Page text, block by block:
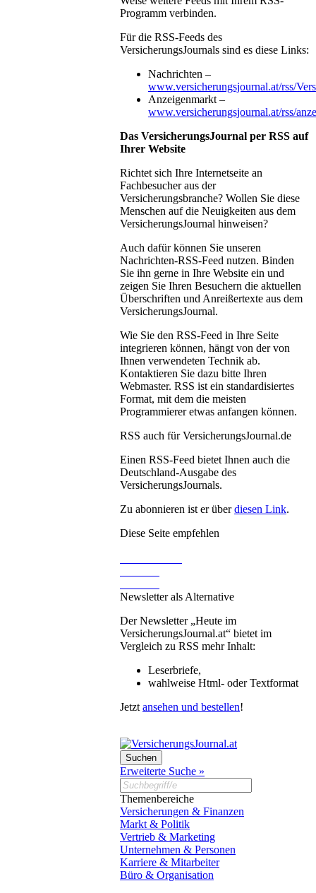
Programm verbinden.
Für die RSS-Feeds des
VersicherungsJournals sind es diese Links:
Nachrichten –
www.versicherungsjournal.at/rss/
Anzeigenmarkt –
www.versicherungsjournal.at/rss/
Das VersicherungsJournal per RSS auf
Ihrer Website
Richtet sich Ihre Internetseite an
Fachbesucher aus der
Versicherungsbranche? Wollen Sie diese
Menschen auf die Neuigkeiten aus dem
VersicherungsJournal hinweisen?
Auch dafür können Sie unseren
Nachrichten-RSS-Feed nutzen. Binden
Sie ihn gerne in Ihre Website ein und
zeigen Sie Ihren Besuchern die aktuellen
Überschriften und Anreißertexte aus dem
VersicherungsJournal.
Wie Sie den RSS-Feed in Ihre Seite
integrieren können, hängt von der von
Ihnen verwendeten Technik ab.
Kontaktieren Sie dazu bitte Ihren
Webmaster. RSS ist ein standardisiertes
Format, mit dem die meisten
Programmierer etwas anfangen können.
RSS auch für VersicherungsJournal.de
Einen RSS-Feed bietet Ihnen auch die
Deutschland-Ausgabe des
VersicherungsJournals.
Zu abonnieren ist er überdiesen Link.
Diese Seite empfehlen
Newsletter als Alternative
Der Newsletter „Heute im
VersicherungsJournal.at“ bietet im
Vergleich zu RSS mehr Inhalt:
Leserbriefe,
wahlweise Html- oder Textformat
Jetzt ansehen und bestellen!
Erweiterte Suche »
Themenbereiche
Versicherungen & Finanzen
Markt & Politik
Vertrieb & Marketing
Unternehmen & Personen
Karriere & Mitarbeiter
Büro & Organisation